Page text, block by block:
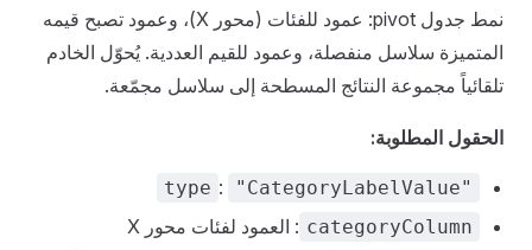
نمط جدول pivot: عمود للفئات (محور X)، وعمود تصبح قيمه
المتميزة سلاسل منفصلة، وعمود للقيم العددية. يُحوّل الخادم
تلقائياً مجموعة النتائج المسطحة إلى سلاسل مجمّعة.
الحقول المطلوبة:
type :
"CategoryLabelValue"
categoryColumn : العمود لفئات محور X